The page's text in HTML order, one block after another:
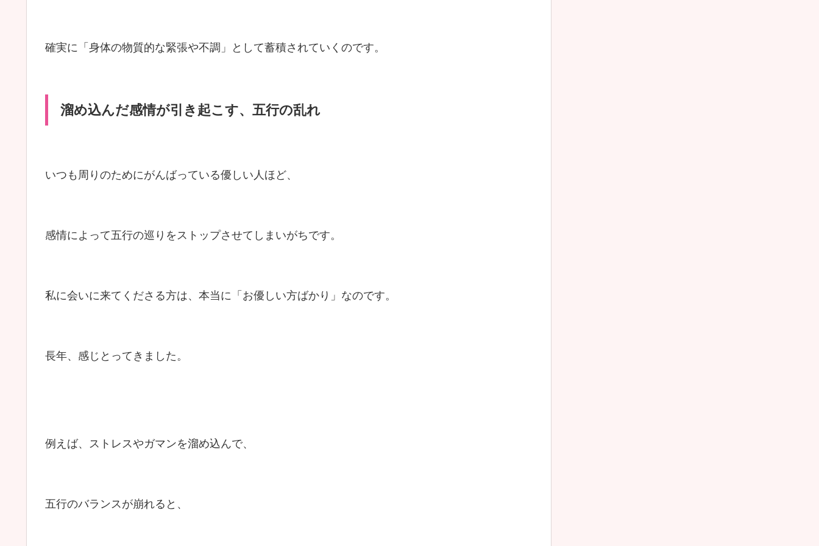
確実に「身体の物質的な緊張や不調」として蓄積されていくのです。
溜め込んだ感情が引き起こす、五行の乱れ
いつも周りのためにがんばっている優しい人ほど、
感情によって五行の巡りをストップさせてしまいがちです。
私に会いに来てくださる方は、本当に「お優しい方ばかり」なのです。
長年、感じとってきました。
例えば、ストレスやガマンを溜め込んで、
五行のバランスが崩れると、